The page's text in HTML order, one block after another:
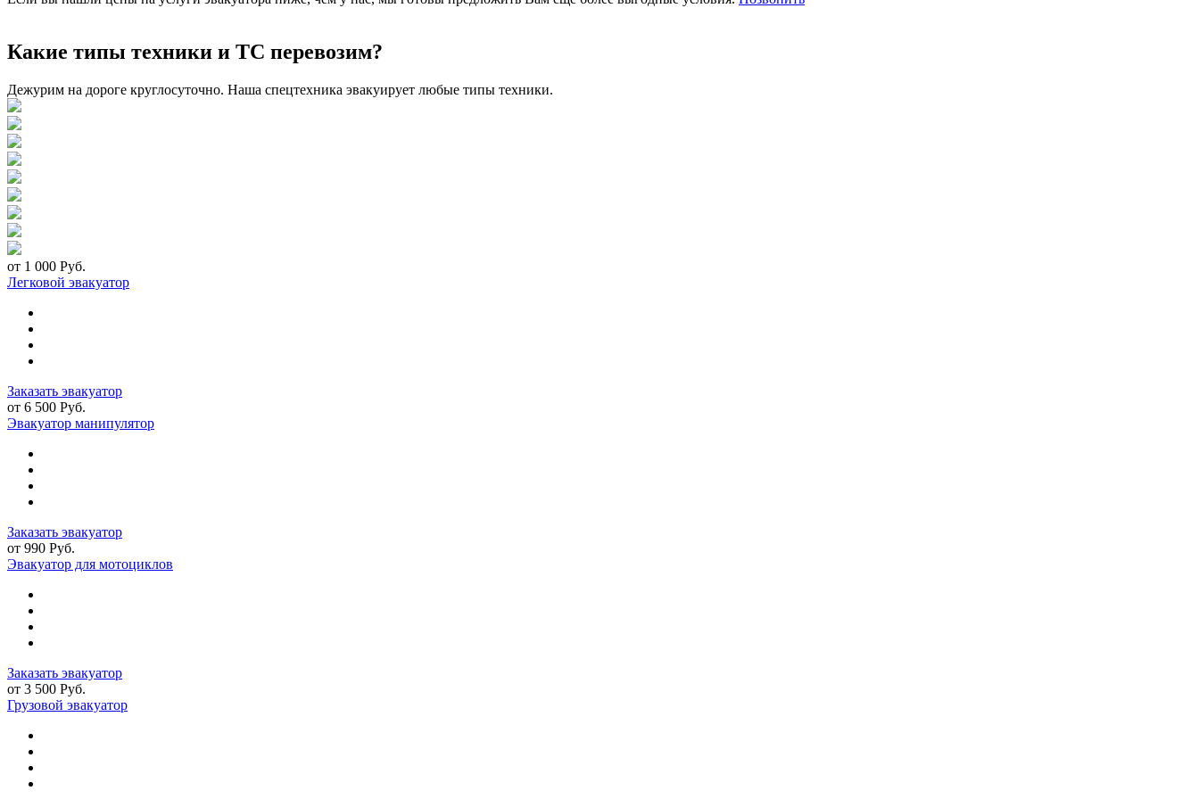
Какие типы техники и ТС перевозим?
Дежурим на дороге круглосуточно. Наша спецтехника эвакуирует любые типы техники.
от 1 000 Руб.
Легковой эвакуатор
Заказать эвакуатор
от 6 500 Руб.
Эвакуатор манипулятор
Заказать эвакуатор
от 990 Руб.
Эвакуатор для мотоциклов
Заказать эвакуатор
от 3 500 Руб.
Грузовой эвакуатор